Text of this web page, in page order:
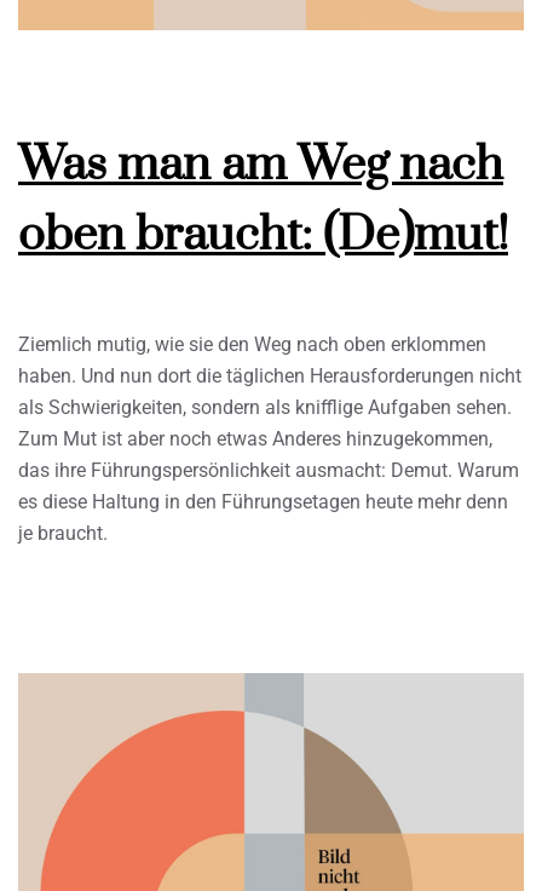
Was man am Weg nach
oben braucht: (De)mut!
Ziemlich mutig, wie sie den Weg nach oben erklommen
haben. Und nun dort die täglichen Herausforderungen nicht
als Schwierigkeiten, sondern als knifflige Aufgaben sehen.
Zum Mut ist aber noch etwas Anderes hinzugekommen,
das ihre Führungspersönlichkeit ausmacht: Demut. Warum
es diese Haltung in den Führungsetagen heute mehr denn
je braucht.